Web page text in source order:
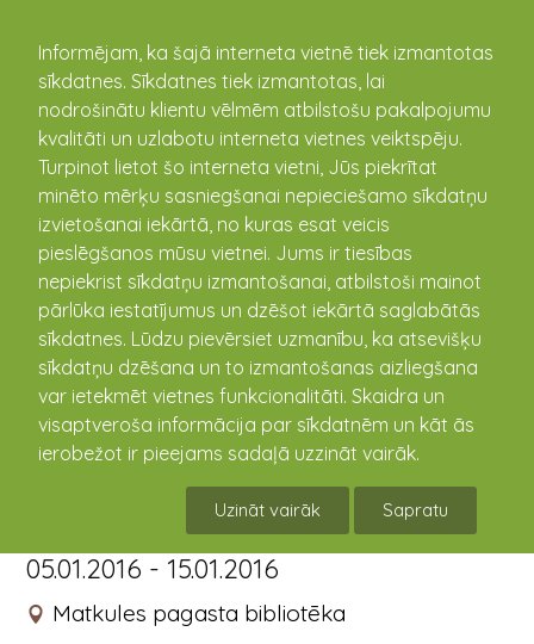
Informējam, ka šajā interneta vietnē tiek izmantotas
sīkdatnes. Sīkdatnes tiek izmantotas, lai
nodrošinātu klientu vēlmēm atbilstošu pakalpojumu
kvalitāti un uzlabotu interneta vietnes veiktspēju.
Turpinot lietot šo interneta vietni, Jūs piekrītat
minēto mērķu sasniegšanai nepieciešamo sīkdatņu
izvietošanai iekārtā, no kuras esat veicis
pieslēgšanos mūsu vietnei. Jums ir tiesības
nepiekrist sīkdatņu izmantošanai, atbilstoši mainot
pārlūka iestatījumus un dzēšot iekārtā saglabātās
sīkdatnes. Lūdzu pievērsiet uzmanību, ka atsevišķu
sīkdatņu dzēšana un to izmantošanas aizliegšana
var ietekmēt vietnes funkcionalitāti. Skaidra un
visaptveroša informācija par sīkdatnēm un kāt ās
ierobežot ir pieejams sadaļā uzzināt vairāk.
Uzināt vairāk Sapratu
kandava.lv
PASĀKUMU
KALENDĀRS
Jubilejas izstāde "Amerikāņu
rakstniekam Dž. Londonam
140(1878-1910)"
05.01.2016 - 15.01.2016
Matkules pagasta bibliotēka